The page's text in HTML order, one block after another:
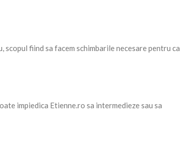
fiind sa facem schimbarile necesare pentru ca
impiedica Etienne.ro sa intermedieze sau sa